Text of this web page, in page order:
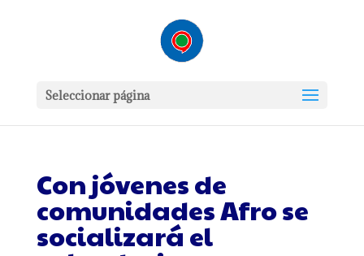
Seleccionar página
Con jóvenes de
comunidades Afro se
socializará el